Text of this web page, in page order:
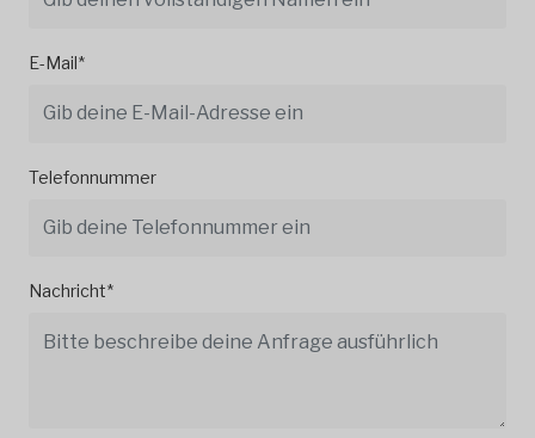
E-Mail*
Telefonnummer
Nachricht*